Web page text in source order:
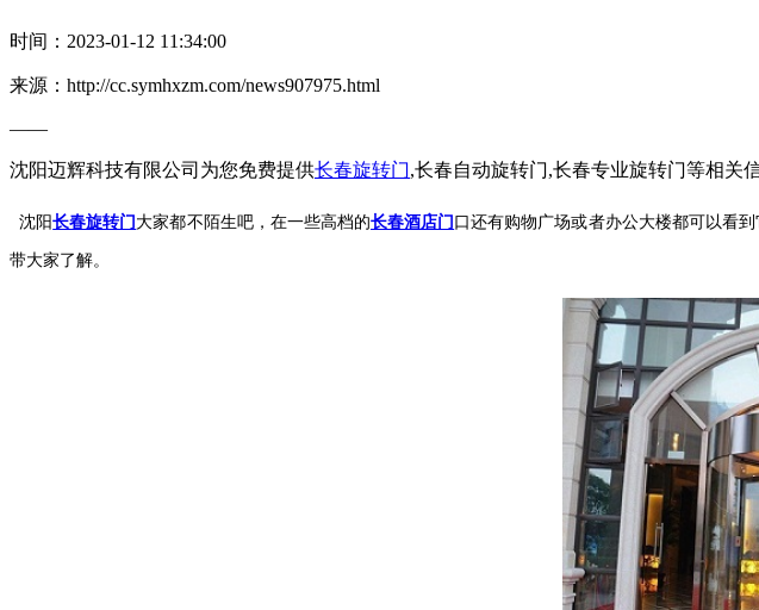
时间：2023-01-12 11:34:00
来源：http://cc.symhxzm.com/news907975.html
——
沈阳迈辉科技有限公司为您免费提供长春旋转门,长春自动旋转门,长春专业旋转门等相关
沈阳长春旋转门 大家都不陌生吧，在一些高档的长春酒店门 口还有购物广场或者办公大楼都可以看
带大家了解。